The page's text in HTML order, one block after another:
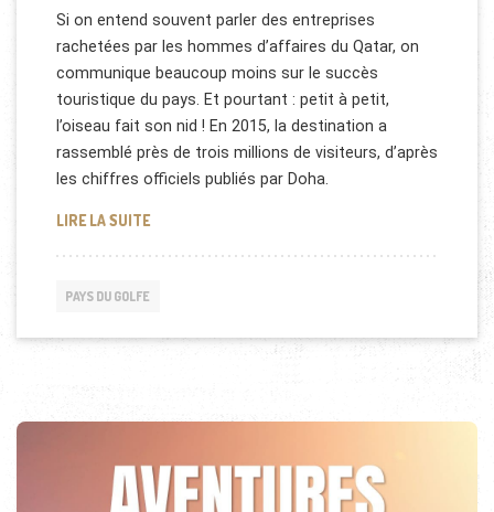
Si on entend souvent parler des entreprises
rachetées par les hommes d’affaires du Qatar, on
communique beaucoup moins sur le succès
touristique du pays. Et pourtant : petit à petit,
l’oiseau fait son nid ! En 2015, la destination a
rassemblé près de trois millions de visiteurs, d’après
les chiffres officiels publiés par Doha.
LIRE LA SUITELE TOURISME AU QATAR EN HAUSSE
PAYS DU GOLFE